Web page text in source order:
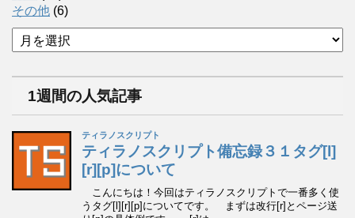
その他 (6)
ア
ー
1週間の人気記事